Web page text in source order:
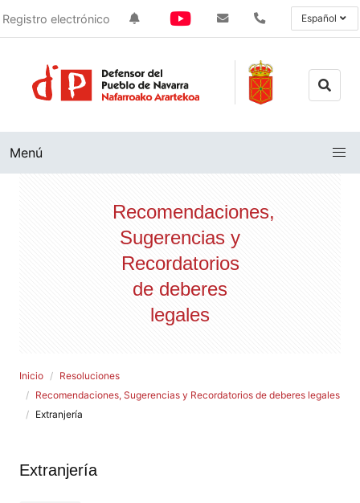
Registro electrónico Español
Menú
Recomendaciones,
Sugerencias y
Recordatorios
de deberes
legales
Inicio
Resoluciones
Recomendaciones, Sugerencias y Recordatorios de deberes legales
Extranjería
Extranjería